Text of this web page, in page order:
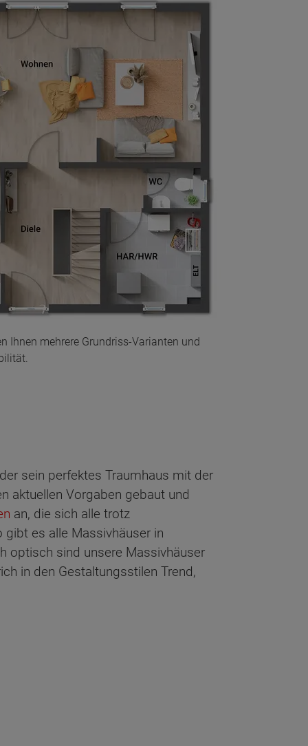
Ihnen mehrere Grundriss-Varianten und
sein perfektes Traumhaus mit der
aktuellen Vorgaben gebaut und
an, die sich alle trotz
es alle Massivhäuser in
optisch sind unsere Massivhäuser
in den Gestaltungsstilen Trend,